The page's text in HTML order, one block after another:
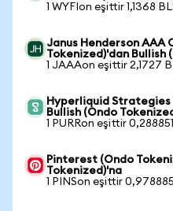
1 WYFIon eşittir 1,1368
Janus Henderson AAA
Tokenized)'dan Bullish
1 JAAAon eşittir 2,1727
Hyperliquid Strategies
Bullish (Ondo
1 PURRon eşittir
Pinterest (Ondo
Tokenized)'na
1 PINSon eşittir